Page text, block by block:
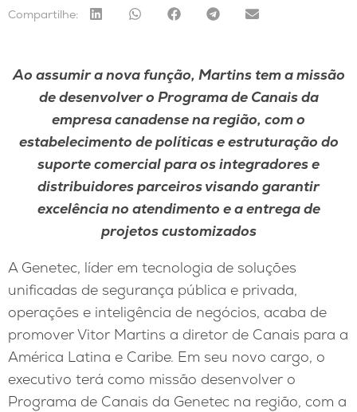
Compartilhe:
Ao assumir a nova função, Martins tem a missão
de desenvolver o Programa de Canais da
empresa canadense na região, com o
estabelecimento de políticas e estruturação do
suporte comercial para os integradores e
distribuidores parceiros visando garantir
excelência no atendimento e a entrega de
projetos customizados
A Genetec, líder em tecnologia de soluções
unificadas de segurança pública e privada,
operações e inteligência de negócios, acaba de
promover Vitor Martins a diretor de Canais para a
América Latina e Caribe. Em seu novo cargo, o
executivo terá como missão desenvolver o
Programa de Canais da Genetec na região, com a